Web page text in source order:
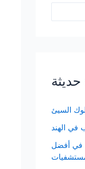
في الهند
في أفضل